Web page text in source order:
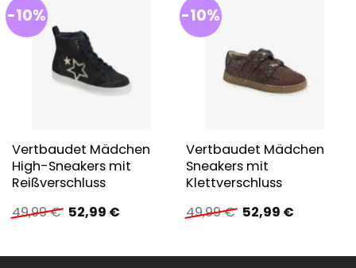
-10%
Vertbaudet Mädchen
High-Sneakers mit
Reißverschluss
49,99€ Ursprünglicher
Preis
52,99 €Aktueller
-10%
Vertbaudet Mädchen
Sneakers mit
Klettverschluss
49,99€ Ursprünglicher
Preis
52,99 €Aktueller